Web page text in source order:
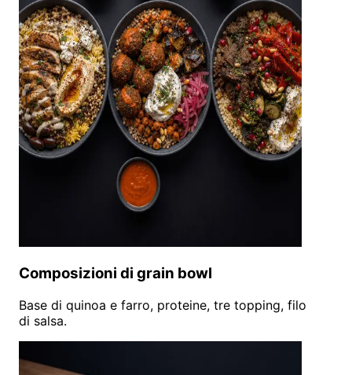
Composizioni di grain bowl
Base di quinoa e farro, proteine, tre topping, filo
di salsa.